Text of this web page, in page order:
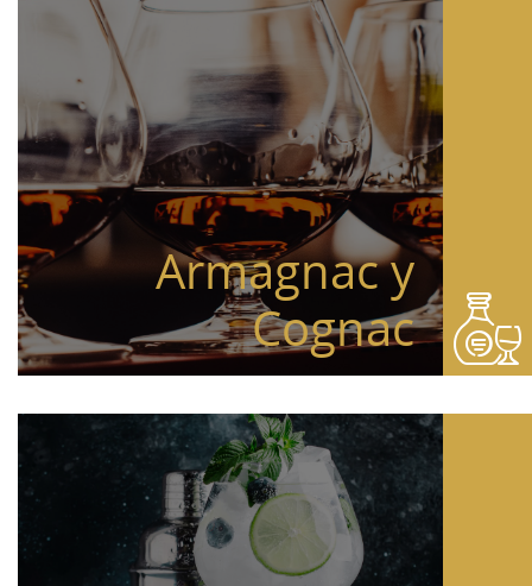
Armagnac y
Cognac